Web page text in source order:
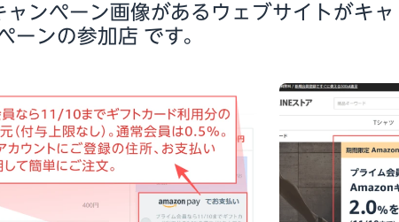
ンペーン画像があるウェブサイトがキャ
ーンの参加店 です。